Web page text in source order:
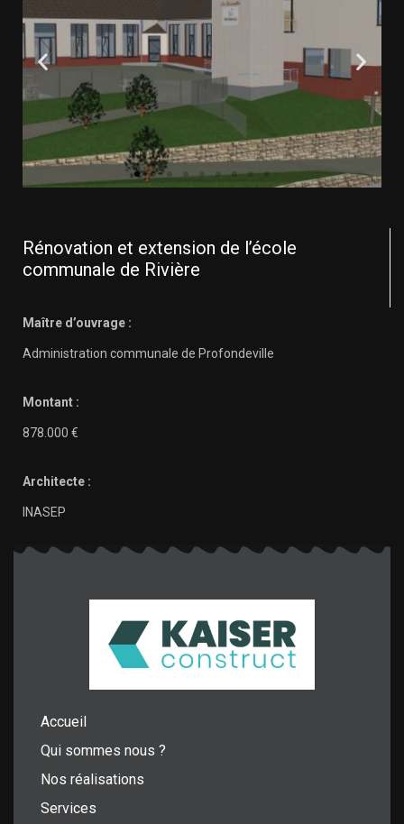
Rénovation et extension de l’école
communale de Rivière
Maître d’ouvrage :
Administration communale de Profondeville
Montant :
878.000 €
Architecte :
INASEP
Accueil
Qui sommes nous ?
Nos réalisations
Services